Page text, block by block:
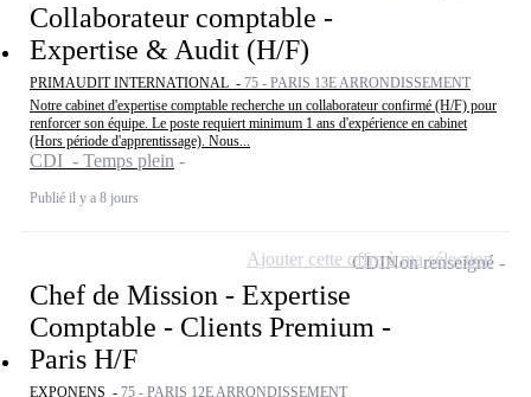
Collaborateur comptable -
Expertise & Audit (H/F)
PRIMAUDIT INTERNATIONAL - 75 - PARIS 13E ARRONDISSEMENT
Notre cabinet d'expertise comptable recherche un collaborateur confirmé (H/F) pour
renforcer son équipe. Le poste requiert minimum 1 ans d'expérience en cabinet
(Hors période d'apprentissage). Nous...
CDI - Temps plein
Publié il y a 8 jours
Chef de Mission - Expertise
Comptable - Clients Premium -
Paris H/F
EXPONENS - 75 - PARIS 12E ARRONDISSEMENT
CDINon renseigné
Ajouter cette offre à ma sélection